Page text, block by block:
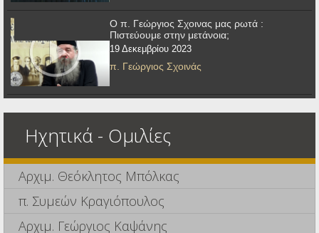
Ο π. Γεώργιος Σχοινας μας ρωτά :
Πιστεύουμε στην μετάνοια;
19 Δεκεμβρίου 2023
π. Γεώργιος Σχοινάς
Ηχητικά - Ομιλίες
Αρχιμ. Θεόκλητος Μπόλκας
π. Συμεών Κραγιόπουλος
Αρχιμ. Γεώργιος Καψάνης